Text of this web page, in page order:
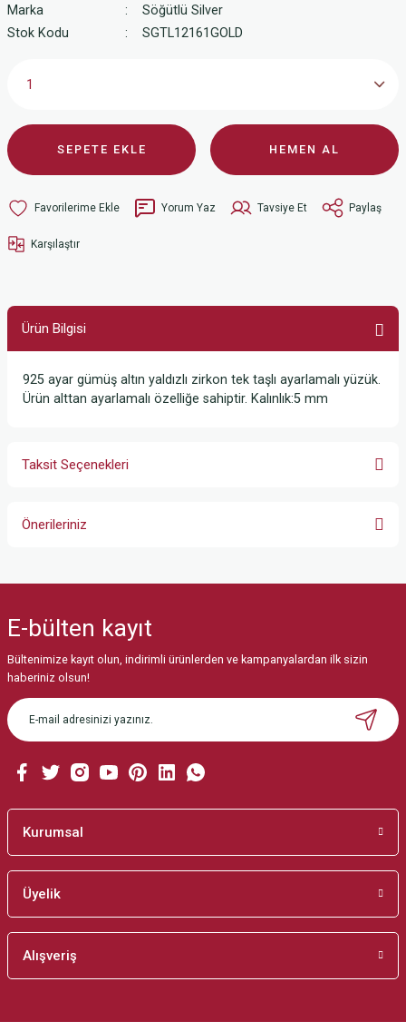
Marka
Söğütlü Silver
Stok Kodu
SGTL12161GOLD
SEPETE EKLE HEMEN AL
Yorum Yaz Tavsiye Et Paylaş
Karşılaştır
Ürün Bilgisi
925 ayar gümüş altın yaldızlı zirkon tek taşlı ayarlamalı yüzük.
Ürün alttan ayarlamalı özelliğe sahiptir. Kalınlık:5 mm
Taksit Seçenekleri
Önerileriniz
Görüş ve önerileriniz için teşekkür ederiz.
Ürün resmi kalitesiz, bozuk veya görüntülenemiyor.
Ürün açıklamasında eksik bilgiler bulunuyor.
Ürün bilgilerinde hatalar bulunuyor.
Bu ürüne benzer farklı alternatifler olmalı.
E-bülten kayıt
Bültenimize kayıt olun, indirimli ürünlerden ve kampanyalardan ilk sizin
haberiniz olsun!
Kurumsal
Üyelik
Alışveriş